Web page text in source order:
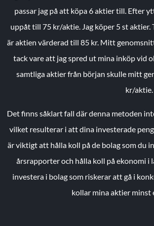
passar jag på att köpa 6 aktier till. Efter
uppåt till 75 kr/aktie. Jag köper 5 st aktier.
är aktien värderad till 85 kr. Mitt
tack vare att jag spred ut mina inköp vid
samtliga aktier från början skulle mitt
kr/aktie.
Det finns såklart fall där denna metoden
vilket resulterar i att dina investerade
är viktigt att hålla koll på de bolag som du
årsrapporter och hålla koll på ekonomi i
investera i bolag som riskerar att gå i
kollar mina aktier minst